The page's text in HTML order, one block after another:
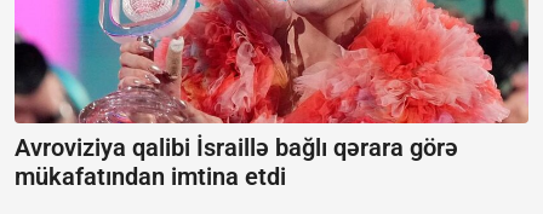
Avroviziya qalibi İsraillə bağlı qərara görə
mükafatından imtina etdi